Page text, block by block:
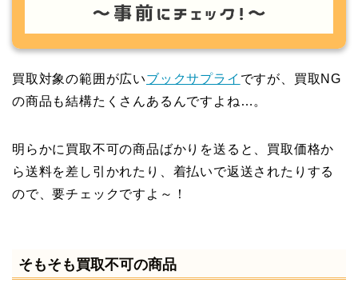
買取対象の範囲が広いブックサプライ ですが、買取NG
の商品も結構たくさんあるんですよね…。
明らかに買取不可の商品ばかりを送ると、買取価格か
ら送料を差し引かれたり、着払いで返送されたりする
ので、要チェックですよ～！
そもそも買取不可の商品